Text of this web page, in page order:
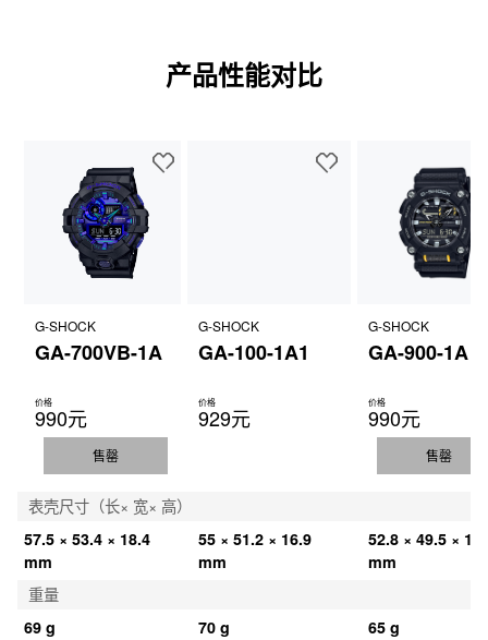
产品性能对比
G-SHOCK
GA-700VB-1A
价格
990元
售罄
G-SHOCK
GA-100-1A1
价格
929元
G-SHOCK
GA-900-1A
价格
990元
售罄
表壳尺寸（长× 宽× 高）
57.5 × 53.4 × 18.4
mm
55 × 51.2 × 16.9
mm
52.8 × 49.5 ×
mm
重量
69 g
70 g
65 g